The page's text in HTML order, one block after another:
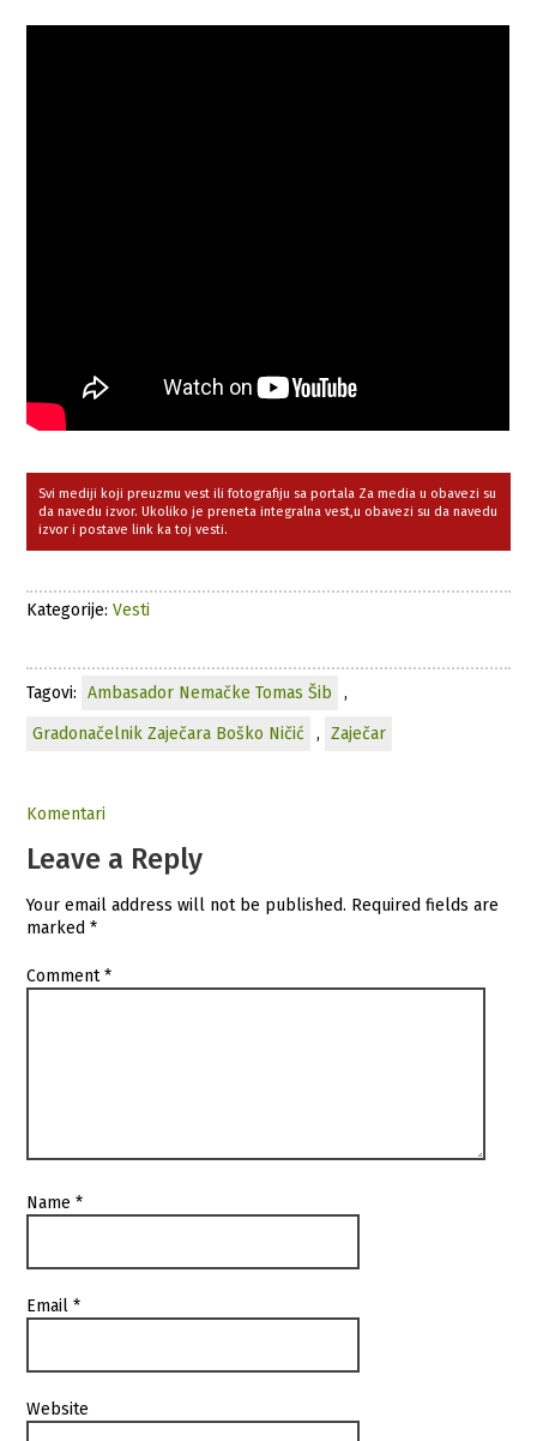
Svi mediji koji preuzmu vest ili fotografiju sa portala Za media u obavezi su
da navedu izvor. Ukoliko je preneta integralna vest,u obavezi su da navedu
izvor i postave link ka toj vesti.
Kategorije:Vesti
Tagovi: Ambasador Nemačke Tomas Šib
,
Gradonačelnik Zaječara Boško Ničić
, Zaječar
Komentari
Leave a Reply
Your email address will not be published. Required fields are
marked*
Comment*
Name*
Email*
Website